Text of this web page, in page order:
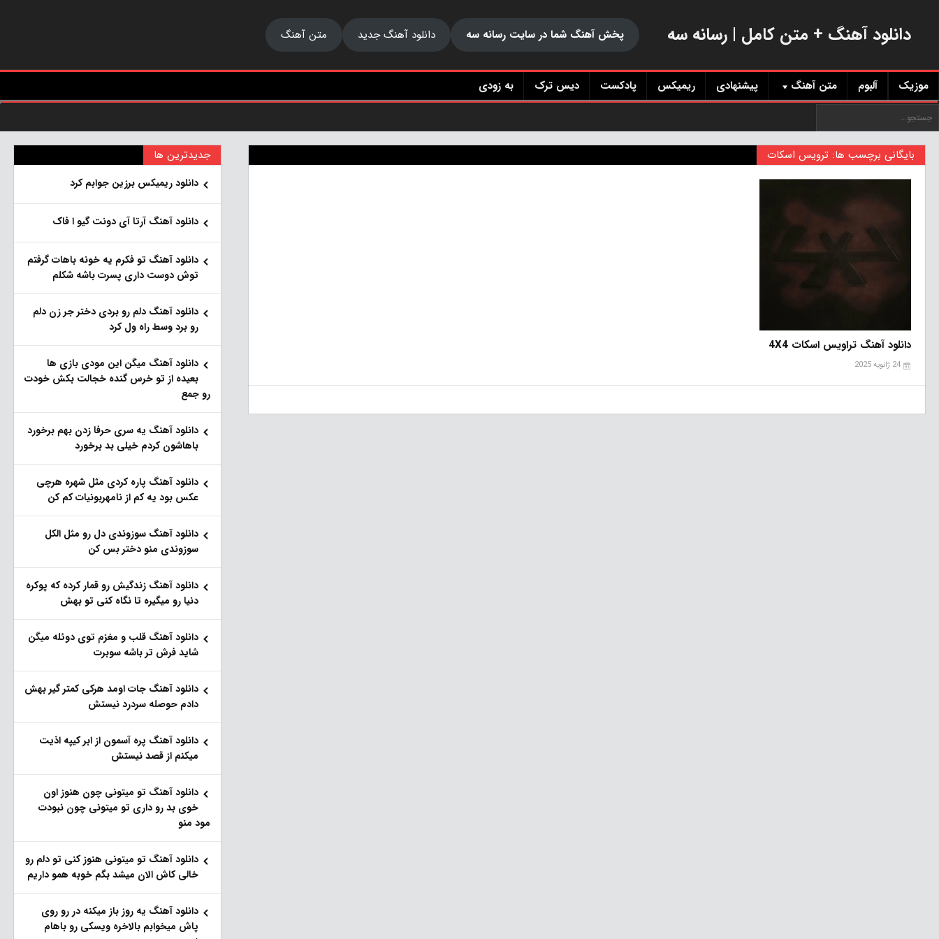
دانلود آهنگ + متن کامل | رسانه سه پخش آهنگ شما در سایت رسانه سه دانلود آهنگ جدید متن آهنگ
موزیک آلبوم متن آهنگ پیشنهادی ریمیکس پادکست دیس ترک به زودی
بایگانی برچسب ها: ترویس اسکات
دانلود آهنگ تراویس اسکات 4X4
24 ژانویه 2025
جدیدترین ها
دانلود ریمیکس برزین جوابم کرد
دانلود آهنگ آرتا آی دونت گیو ا فاک
دانلود آهنگ تو فکرم یه خونه باهات گرفتم
توش دوست داری پسرت باشه شکلم
دانلود آهنگ دلم رو بردی دختر جر زن دلم
رو برد وسط راه ول کرد
دانلود آهنگ میگن این مودی بازی ها
بعیده از تو خرس گنده خجالت بکش خودت
رو جمع
دانلود آهنگ یه سری حرفا زدن بهم برخورد
باهاشون کردم خیلی بد برخورد
دانلود آهنگ پاره کردی مثل شهره هرچی
عکس بود یه کم از نامهربونیات کم کن
دانلود آهنگ سوزوندی دل رو مثل الکل
سوزوندی منو دختر بس کن
دانلود آهنگ زندگیش رو قمار کرده که پوکره
دنیا رو میگیره تا نگاه کنی تو بهش
دانلود آهنگ قلب و مغزم توی دوئله میگن
شاید فرش تر باشه سوبرت
دانلود آهنگ جات اومد هرکی کمتر گیر بهش
دادم حوصله سردرد نیستش
دانلود آهنگ پره آسمون از ابر کیپه اذیت
میکنم از قصد نیستش
دانلود آهنگ تو میتونی چون هنوز اون
خوی بد رو داری تو میتونی چون نبودت
مود منو
دانلود آهنگ تو میتونی هنوز کنی تو دلم رو
خالی کاش الان میشد بگم خوبه همو داریم
دانلود آهنگ یه روز باز‌ میکنه در رو روی
پاش میخوابم بالاخره ویسکی رو باهام